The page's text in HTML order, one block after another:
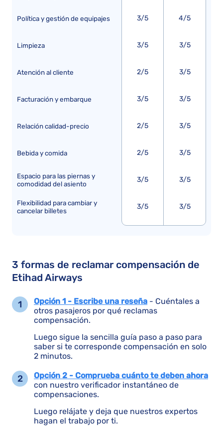
Política y gestión de equipajes
Limpieza
Atención al cliente
Facturación y embarque
Relación calidad-precio
Bebida y comida
Espacio para las piernas y
comodidad del asiento
Flexibilidad para cambiar y
cancelar billetes
3/5
3/5
2/5
3/5
2/5
2/5
3/5
3/5
4/5
3/5
3/5
3/5
3/5
3/5
3/5
3/5
3 formas de reclamar compensación de
Etihad Airways
Opción 1 - Escribe una reseña - Cuéntales a
otros pasajeros por qué reclamas
compensación.
Luego sigue la sencilla guía paso a paso para
saber si te corresponde compensación en solo
2 minutos.
Opción 2 - Comprueba cuánto te deben ahora
con nuestro verificador instantáneo de
compensaciones.
Luego relájate y deja que nuestros expertos
hagan el trabajo por ti.